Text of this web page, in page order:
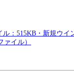
：515KB・新規ウイ
イル）